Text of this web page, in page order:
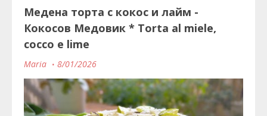
Медена торта с кокос и лайм -
Кокосов Медовик * Torta al miele,
cocco e lime
Maria 8/01/2026